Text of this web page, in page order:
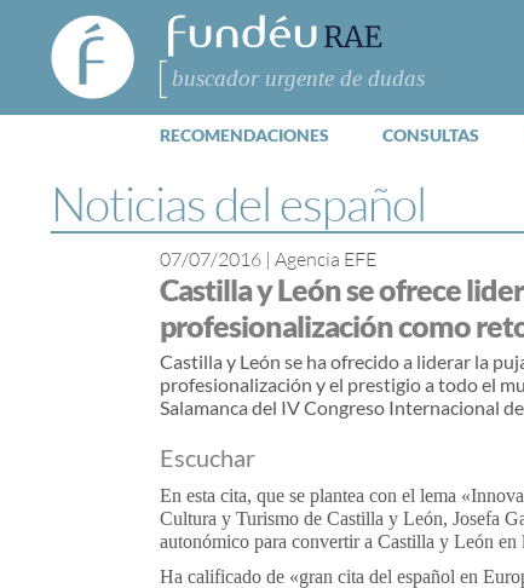
FundéuRAE
- Fundación
del Español
Urgente
Buscar
RECOMENDACIONES CONSULTAS
Noticias del español
07/07/2016 | Agencia EFE
Castilla y León se ofrece
profesionalización como
Castilla y León se ha ofrecido a liderar la
profesionalización y el prestigio a todo el
Salamanca del IV Congreso Internacional
Escuchar
En esta cita, que se plantea con el lema
Cultura y Turismo de Castilla y León, Josefa
autonómico para convertir a Castilla y León
Ha calificado de «gran cita del español en